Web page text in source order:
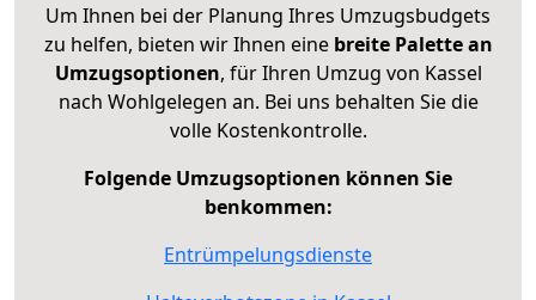
Um Ihnen bei der Planung Ihres Umzugsbudgets
zu helfen, bieten wir Ihnen eine breite Palette an
Umzugsoptionen, für Ihren Umzug von Kassel
nach Wohlgelegen an. Bei uns behalten Sie die
volle Kostenkontrolle.
Folgende Umzugsoptionen können Sie
benkommen:
Entrümpelungsdienste